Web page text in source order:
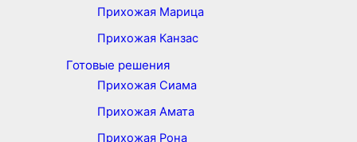
Прихожая Марица
Прихожая Канзас
Готовые решения
Прихожая Сиама
Прихожая Амата
Прихожая Рона